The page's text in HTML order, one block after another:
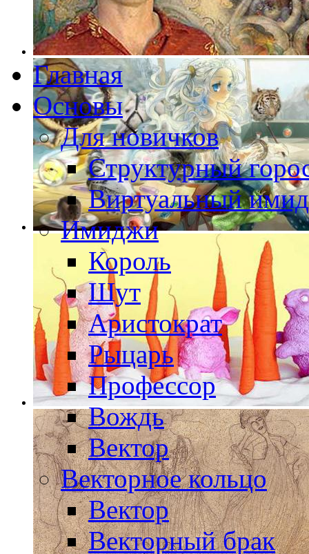
Главная
Основы
Для новичков
Структурный
Виртуальный
Имиджи
Король
Шут
Аристократ
Рыцарь
Профессор
Вождь
Вектор
Векторное кольцо
Вектор
Векторный брак